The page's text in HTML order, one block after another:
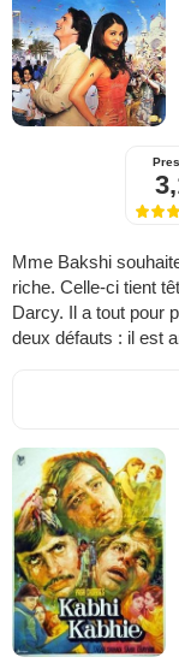
Mme Bakshi
riche. Celle-ci tient
Darcy. Il a tout pour
deux défauts : il est